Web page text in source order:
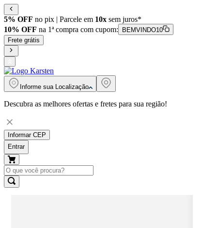
5% OFF no pix | Parcele em 10x sem juros*
10% OFF na 1ª compra com cupom:
BEMVINDO10
Frete grátis
Informe sua Localização
Descubra as melhores ofertas e fretes para sua região!
Informar CEP
Entrar